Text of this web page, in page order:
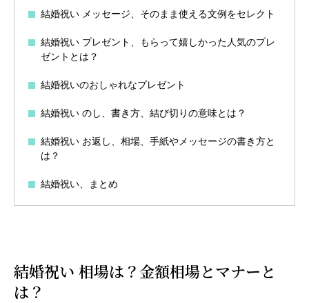
結婚祝い メッセージ、そのまま使える文例をセレクト
結婚祝い プレゼント、もらって嬉しかった人気のプレ
ゼントとは？
結婚祝いのおしゃれなプレゼント
結婚祝い のし、書き方、結び切りの意味とは？
結婚祝い お返し、相場、手紙やメッセージの書き方と
は？
結婚祝い、まとめ
結婚祝い 相場は？金額相場とマナーと
は？